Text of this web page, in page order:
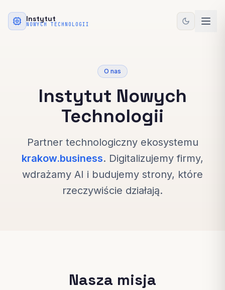
Instytut
NOWYCH TECHNOLOGII
O nas
Instytut Nowych
Technologii
Partner technologiczny ekosystemu
krakow.business. Digitalizujemy firmy,
wdrażamy AI i budujemy strony, które
rzeczywiście działają.
Nasza misja